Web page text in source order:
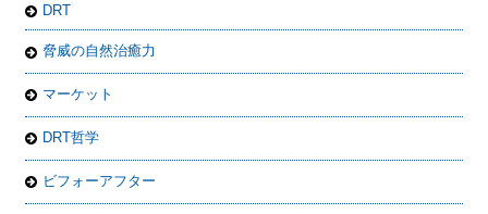
DRT
脅威の自然治癒力
マーケット
DRT哲学
ビフォーアフター